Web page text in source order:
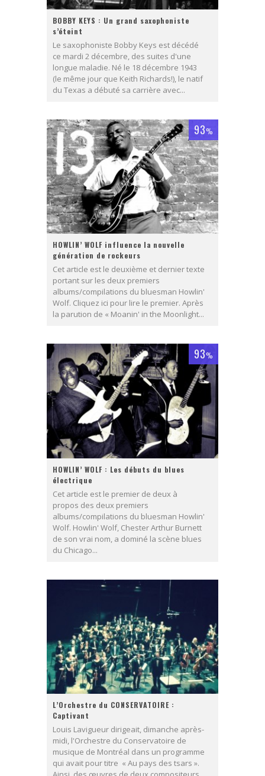
BOBBY KEYS : Un grand saxophoniste
s’éteint
Le saxophoniste Bobby Keys est décédé
ce mardi 2 décembre, des suites d'une
longue maladie. Né le 18 décembre 1943
(le même jour que Keith Richards!), le natif
du Texas a débuté sa carrière avec...
93%
HOWLIN’ WOLF influence la nouvelle
génération de rockeurs
Cet article est le deuxième et dernier texte
portant sur les deux premiers
albums/compilations du bluesman Howlin'
Wolf. Cliquez ici pour lire le premier. Après
la parution de « Moanin' in the Moonlight...
93%
HOWLIN’ WOLF : Les débuts du blues
électrique
Cet article est le premier de deux à
propos des deux premiers
albums/compilations du bluesman Howlin'
Wolf. Howlin' Wolf, Chester Arthur Burnett
de son vrai nom, a dominé la scène blues
du Chicago...
L’Orchestre du CONSERVATOIRE :
Captivant
Louis Lavigueur dirigeait, dimanche après-
midi, l'Orchestre du Conservatoire de
musique de Montréal dans un programme
qui avait pour titre « Au pays des tsars ».